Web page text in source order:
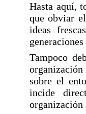
Hasta aquí,
que obviar
ideas
Tampoco
sobre el
incide
organización